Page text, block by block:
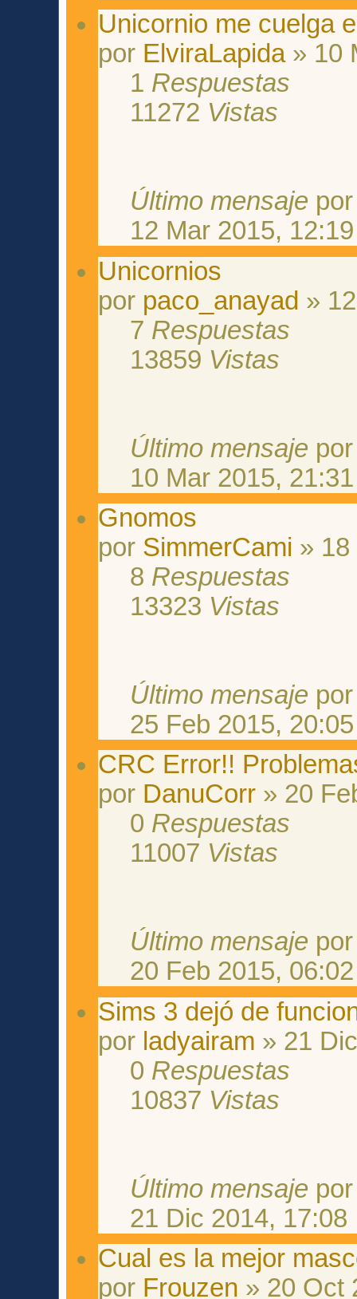
Unicornio me cuelga
por ElviraLapida» 10
1 Respuestas
11272 Vistas
Último mensaje
12 Mar 2015, 12:19
Unicornios
por paco_anayad »
7 Respuestas
13859 Vistas
Último mensaje
10 Mar 2015, 21:31
Gnomos
por SimmerCami » 18
8 Respuestas
13323 Vistas
Último mensaje
25 Feb 2015, 20:05
CRC Error!!
por DanuCorr » 20
0 Respuestas
11007 Vistas
Último mensaje
20 Feb 2015, 06:02
Sims 3 dejó de
por ladyairam » 21
0 Respuestas
10837 Vistas
Último mensaje
21 Dic 2014, 17:08
Cual es la mejor
por Frouzen » 20 Oct